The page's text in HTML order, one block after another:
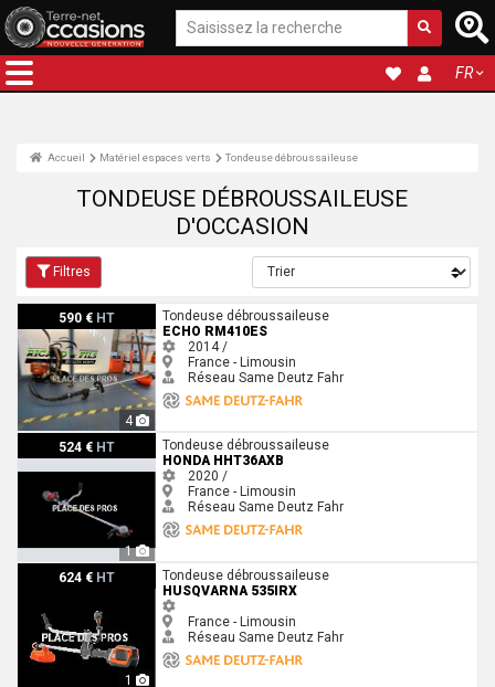
FR
Accueil Matériel espaces verts Tondeuse débroussaileuse
TONDEUSE DÉBROUSSAILEUSE
D'OCCASION
Filtres
590 € HT
4
Echo RM410ES
Tondeuse débroussaileuse
ECHO RM410ES
2014 /
France - Limousin
Réseau Same Deutz Fahr
524 € HT
1
Honda HHT36AXB
Tondeuse débroussaileuse
HONDA HHT36AXB
2020 /
France - Limousin
Réseau Same Deutz Fahr
624 € HT
1
Husqvarna 535IRX
Tondeuse débroussaileuse
HUSQVARNA 535IRX
France - Limousin
Réseau Same Deutz Fahr